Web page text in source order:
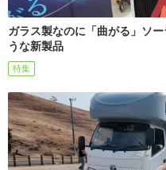
ガラス製なのに「曲がる」ソ
うな新製品
特集